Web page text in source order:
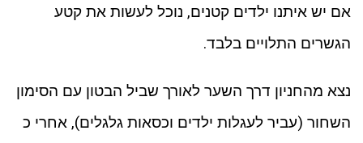
אם יש איתנו ילדים קטנים, נוכל לעשות את קטע
הגשרים התלויים בלבד.
נצא מהחניון דרך השער לאורך שביל הבטון עם הסימון
השחור (עביר לעגלות ילדים וכסאות גלגלים), אחרי כ